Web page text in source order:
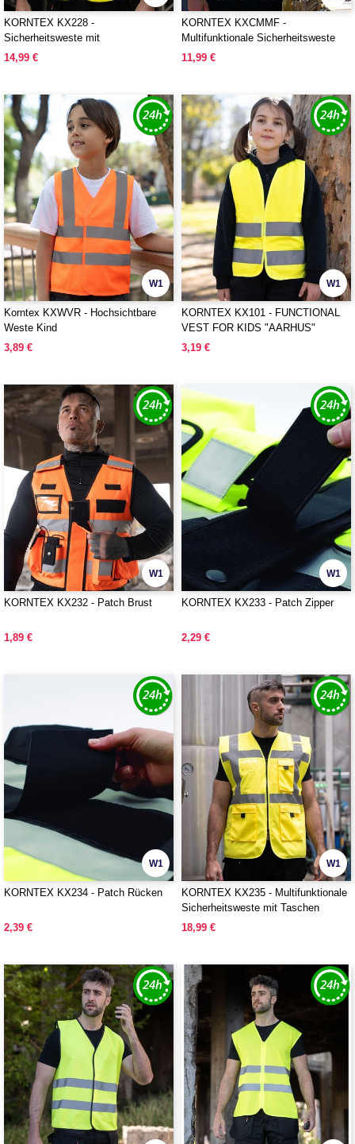
KORNTEX KX228 -
Sicherheitsweste mit
Reißverschluss
14,99 €
KORNTEX KXCMMF -
Multifunktionale Sicherheitsweste
11,99 €
W1
Korntex KXWVR - Hochsichtbare
Weste Kind
3,89 €
W1
KORNTEX KX101 - FUNCTIONAL
VEST FOR KIDS "AARHUS"
3,19 €
W1
KORNTEX KX232 - Patch Brust
1,89 €
W1
KORNTEX KX233 - Patch Zipper
2,29 €
W1
KORNTEX KX234 - Patch Rücken
2,39 €
W1
KORNTEX KX235 - Multifunktionale
Sicherheitsweste mit Taschen
18,99 €